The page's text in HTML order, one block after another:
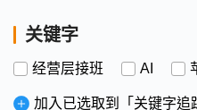
关键字
经营层接班 AI
加入已选取到「关键字追